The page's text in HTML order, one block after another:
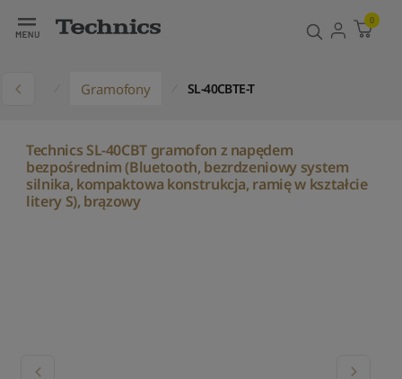
0
Gramofony SL-40CBTE-T
Technics SL-40CBT gramofon z napędem
bezpośrednim (Bluetooth, bezrdzeniowy system
silnika, kompaktowa konstrukcja, ramię w kształcie
litery S), brązowy